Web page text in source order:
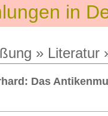
in
» Literatur
Das